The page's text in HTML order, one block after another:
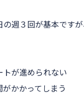
週３回が基本です
トが進められない
かかってしまう